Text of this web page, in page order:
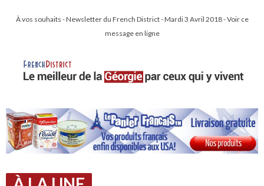
À vos souhaits - Newsletter du French District - Mardi 3 Avril 2018 - Voir ce
message en ligne